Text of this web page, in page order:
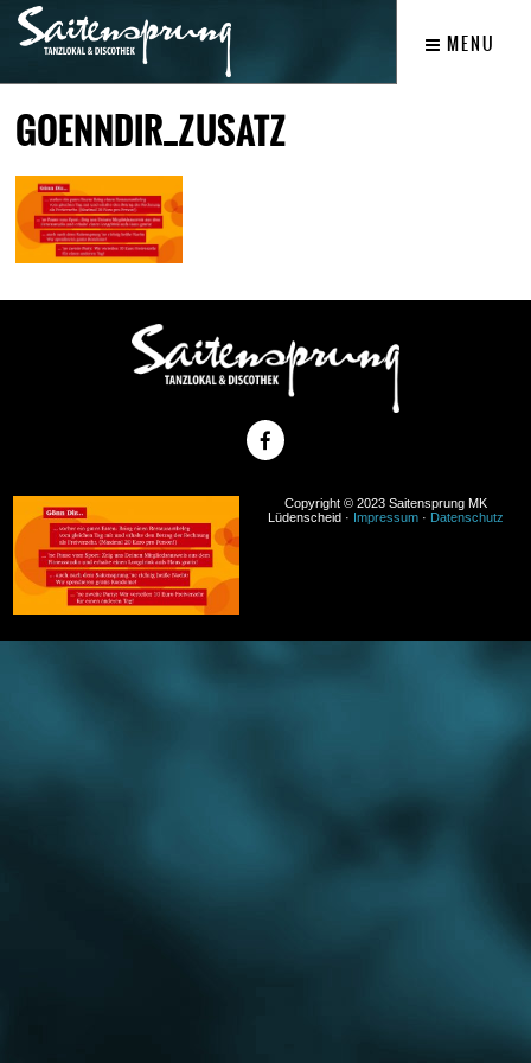
MENU
GOENNDIR_ZUSATZ
Copyright © 2023 Saitensprung MK
Lüdenscheid · Impressum · Datenschutz